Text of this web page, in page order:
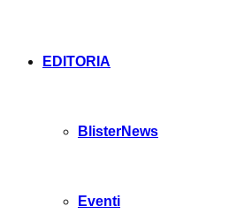
EDITORIA
BlisterNews
Eventi